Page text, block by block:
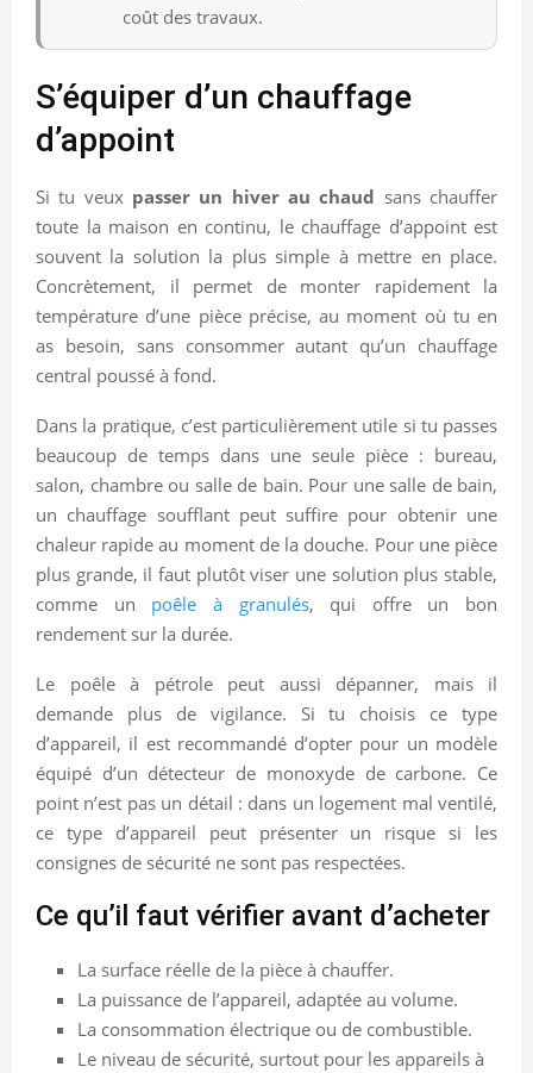
coût des travaux.
S’équiper d’un chauffage
d’appoint
Si tu veux passer un hiver au chaud sans chauffer
toute la maison en continu, le chauffage d’appoint est
souvent la solution la plus simple à mettre en place.
Concrètement, il permet de monter rapidement la
température d’une pièce précise, au moment où tu en
as besoin, sans consommer autant qu’un chauffage
central poussé à fond.
Dans la pratique, c’est particulièrement utile si tu passes
beaucoup de temps dans une seule pièce : bureau,
salon, chambre ou salle de bain. Pour une salle de bain,
un chauffage soufflant peut suffire pour obtenir une
chaleur rapide au moment de la douche. Pour une pièce
plus grande, il faut plutôt viser une solution plus stable,
comme un poêle à granulés, qui offre un bon
rendement sur la durée.
Le poêle à pétrole peut aussi dépanner, mais il
demande plus de vigilance. Si tu choisis ce type
d’appareil, il est recommandé d’opter pour un modèle
équipé d’un détecteur de monoxyde de carbone. Ce
point n’est pas un détail : dans un logement mal ventilé,
ce type d’appareil peut présenter un risque si les
consignes de sécurité ne sont pas respectées.
Ce qu’il faut vérifier avant d’acheter
La surface réelle de la pièce à chauffer.
La puissance de l’appareil, adaptée au volume.
La consommation électrique ou de combustible.
Le niveau de sécurité, surtout pour les appareils à